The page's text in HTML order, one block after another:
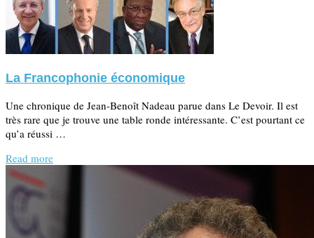
La Francophonie économique
Une chronique de Jean-Benoît Nadeau parue dans Le Devoir. Il est
très rare que je trouve une table ronde intéressante. C’est pourtant ce
qu’a réussi …
Read more